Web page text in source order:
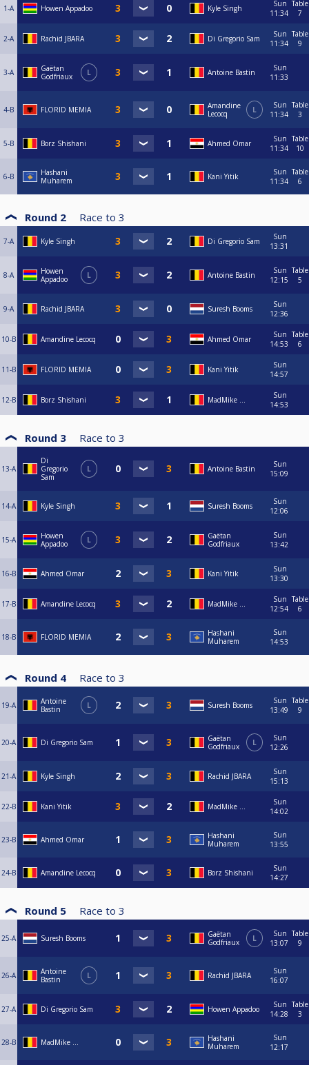
1-A Howen Appadoo Kyle Singh
Sun
11:34
Table
7
2-A Rachid JBARA Di Gregorio Sam
Sun
11:34
Table
9
3-A
Gaëtan
Godfriaux
L Antoine Bastin
Sun
11:33
4-B FLORID MEMIA
Amandine
Lecocq
L
Sun
11:34
Table
3
5-B Borz Shishani Ahmed Omar
Sun
11:34
Table
10
6-B
Hashani
Muharem
Kani Yitik
Sun
11:34
Table
6
Round 2 Race to 3
7-A Kyle Singh Di Gregorio Sam
Sun
13:31
8-A
Howen
Appadoo
L Antoine Bastin
Sun
12:15
Table
5
9-A Rachid JBARA Suresh Booms
Sun
12:36
10-B Amandine Lecocq Ahmed Omar
Sun
14:53
Table
6
11-B FLORID MEMIA Kani Yitik
Sun
14:57
12-B Borz Shishani MadMike ...
Sun
14:53
Round 3 Race to 3
13-A
Di
Gregorio
Sam
L Antoine Bastin
Sun
15:09
14-A Kyle Singh Suresh Booms
Sun
12:06
15-A
Howen
Appadoo
L
Gaëtan
Godfriaux
Sun
13:42
16-B Ahmed Omar Kani Yitik
Sun
13:30
17-B Amandine Lecocq MadMike ...
Sun
12:54
Table
6
18-B FLORID MEMIA
Hashani
Muharem
Sun
14:53
Round 4 Race to 3
19-A
Antoine
Bastin
L Suresh Booms
Sun
13:49
Table
9
20-A Di Gregorio Sam
Gaëtan
Godfriaux
L
Sun
12:26
21-A Kyle Singh Rachid JBARA
Sun
15:13
22-B Kani Yitik MadMike ...
Sun
14:02
23-B Ahmed Omar
Hashani
Muharem
Sun
13:55
24-B Amandine Lecocq Borz Shishani
Sun
14:27
Round 5 Race to 3
25-A Suresh Booms
Gaëtan
Godfriaux
L
Sun
13:07
Table
9
26-A
Antoine
Bastin
L Rachid JBARA
Sun
16:07
27-A Di Gregorio Sam Howen Appadoo
Sun
14:28
Table
3
28-B MadMike ...
Hashani
Muharem
Sun
12:17